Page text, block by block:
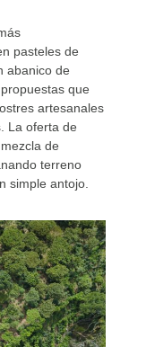
pasteles de
abanico de
que
artesanales
La oferta de
de
terreno
simple antojo.